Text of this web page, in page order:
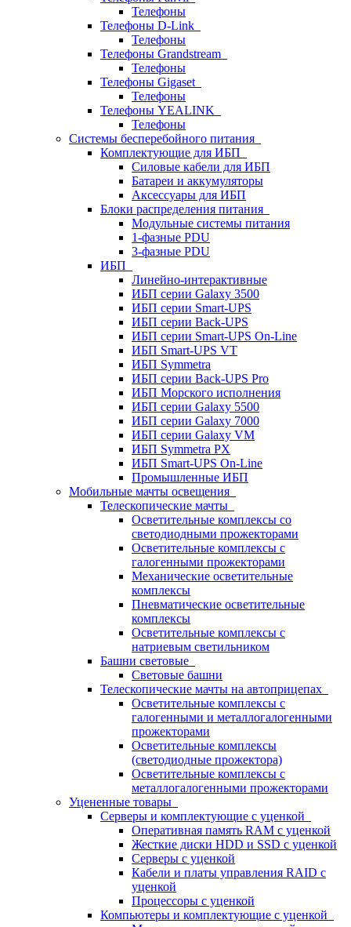
Телефоны
Телефоны D-Link
Телефоны
Телефоны Grandstream
Телефоны
Телефоны Gigaset
Телефоны
Телефоны YEALINK
Телефоны
Системы бесперебойного питания
Комплектующие для ИБП
Силовые кабели для ИБП
Батареи и аккумуляторы
Аксессуары для ИБП
Блоки распределения питания
Модульные системы питания
1-фазные PDU
3-фазные PDU
ИБП
Линейно-интерактивные
ИБП серии Galaxy 3500
ИБП серии Smart-UPS
ИБП серии Back-UPS
ИБП серии Smart-UPS On-Line
ИБП Smart-UPS VT
ИБП Symmetra
ИБП серии Back-UPS Pro
ИБП Морского исполнения
ИБП серии Galaxy 5500
ИБП серии Galaxy 7000
ИБП серии Galaxy VM
ИБП Symmetra PX
ИБП Smart-UPS On-Line
Промышленные ИБП
Мобильные мачты освещения
Телескопические мачты
Осветительные комплексы со
светодиодными прожекторами
Осветительные комплексы с
галогенными прожекторами
Механические осветительные
комплексы
Пневматические осветительные
комплексы
Осветительные комплексы с
натриевым светильником
Башни световые
Световые башни
Телескопические мачты на автоприцепах
Осветительные комплексы с
галогенными и металлогалогенными
прожекторами
Осветительные комплексы
(светодиодные прожектора)
Осветительные комплексы с
металлогалогенными прожекторами
Уцененные товары
Серверы и комплектующие с уценкой
Оперативная память RAM с уценкой
Жесткие диски HDD и SSD с уценкой
Серверы с уценкой
Кабели и платы управления RAID с
уценкой
Процессоры с уценкой
Компьютеры и комплектующие с уценкой